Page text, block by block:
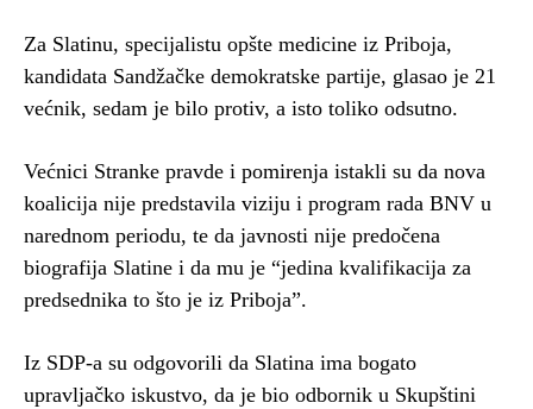
Za Slatinu, specijalistu opšte medicine iz Priboja,
kandidata Sandžačke demokratske partije, glasao je 21
većnik, sedam je bilo protiv, a isto toliko odsutno.
Većnici Stranke pravde i pomirenja istakli su da nova
koalicija nije predstavila viziju i program rada BNV u
narednom periodu, te da javnosti nije predočena
biografija Slatine i da mu je “jedina kvalifikacija za
predsednika to što je iz Priboja”.
Iz SDP-a su odgovorili da Slatina ima bogato
upravljačko iskustvo, da je bio odbornik u Skupštini